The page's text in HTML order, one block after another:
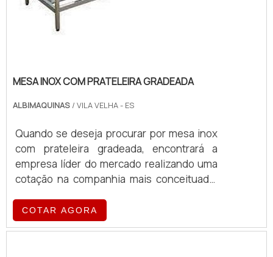
MESA INOX COM PRATELEIRA GRADEADA
ALBIMAQUINAS / VILA VELHA - ES
Quando se deseja procurar por mesa inox
com prateleira gradeada, encontrará a
empresa líder do mercado realizando uma
cotação na companhia mais conceituada.
prateleira gradeada, com a equipe da
Albimáquinas o cliente obterá proteção
COTAR AGORA